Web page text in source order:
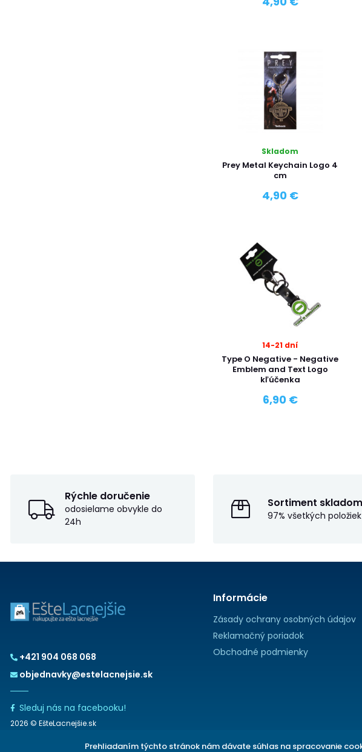
Skladom
Prey Metal Keychain Logo 4
cm
4,90 €
14-21 dní
Type O Negative - Negative
Emblem and Text Logo
kľúčenka
6,90 €
Rýchle doručenie
odosielame obvykle do
24h
Sortiment skladom
97% všetkých položiek
+421 904 068 068
objednavky@estelacnejsie.sk
Sleduj nás na facebooku!
2026 © EšteLacnejšie.sk
Informácie
Zásady ochrany osobných údajov
Reklamačný poriadok
Obchodné podmienky
Prehliadaním týchto stránok nám dávate súhlas na spracovanie